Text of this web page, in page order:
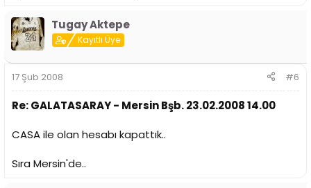
Tugay Aktepe
Kayıtlı Üye
17 Şub 2008 #6
Re: GALATASARAY - Mersin Bşb. 23.02.2008 14.00
CASA ile olan hesabı kapattık..
Sıra Mersin'de..